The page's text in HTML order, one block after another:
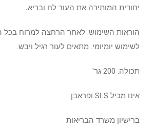
יחודית המותירה את העור לח ובריא.
הוראות השימוש: לאחר הרחצה למרוח בכל
לשימוש יומיומי. מתאים לעור רגיל ויבש.
תכולה: 200 גר'
אינו מכיל SLS ופראבן
ברישיון משרד הבריאות